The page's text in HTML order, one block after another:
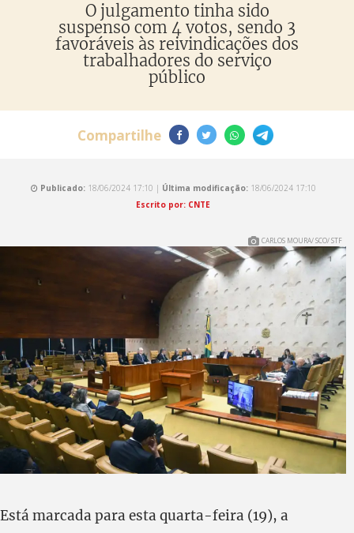
O julgamento tinha sido
suspenso com 4 votos, sendo 3
favoráveis às reivindicações dos
trabalhadores do serviço
público
Compartilhe
Publicado: 18/06/2024 17:10 | Última modificação: 18/06/2024 17:10
Escrito por: CNTE
CARLOS MOURA/ SCO/ STF
Está marcada para esta quarta-feira (19), a